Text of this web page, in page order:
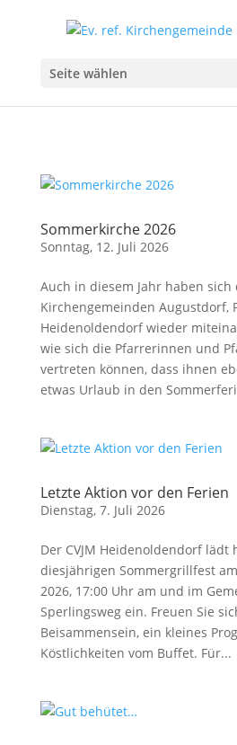
Seite wählen
Sommerkirche 2026
Sonntag, 12. Juli 2026
Auch in diesem Jahr haben sich
Kirchengemeinden Augustdorf,
Heidenoldendorf wieder
wie sich die Pfarrerinnen und
vertreten können, dass ihnen
etwas Urlaub in den
Letzte Aktion vor den Ferien
Dienstag, 7. Juli 2026
Der CVJM Heidenoldendorf lädt
diesjährigen Sommergrillfest
2026, 17:00 Uhr am und im
Sperlingsweg ein. Freuen Sie
Beisammensein, ein kleines
Köstlichkeiten vom Buffet. Für...